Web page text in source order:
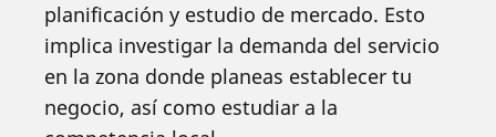
planificación y estudio de mercado. Esto
implica investigar la demanda del servicio
en la zona donde planeas establecer tu
negocio, así como estudiar a la